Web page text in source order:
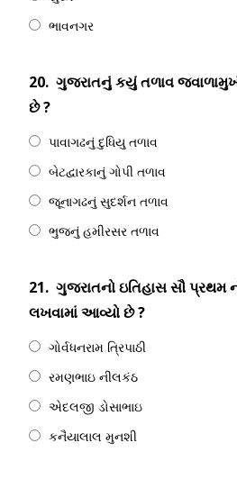
ભાવનગર
20. ગુજરાતનું કયું તળાવ
છે ?
પાવાગઢનું દુધિયુ તળાવ
બેટદ્વારકાનું ગોપી તળાવ
જૂનાગઢનું સુદર્શન તળાવ
ભુજનું હમીરસર તળાવ
21. ગુજરાતનો ઇતિહાસ સૌ પ્રથમ
લખવામાં આવ્યો છે ?
ગોર્વધનરામ ત્રિપાઠી
રમણભાઇ નીલકંઠ
એદલજી ડોસાભાઇ
કનૈયાલાલ મુનશી